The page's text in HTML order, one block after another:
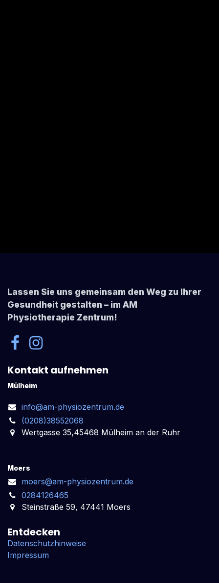
Lassen Sie uns gemeinsam den Weg zu Ihrer
Gesundheit gestalten – im AM
Physiotherapie Zentrum!
Kontakt aufnehmen
Mülheim
info@am-physiozentrum.de
(0208)38552068
Wertgasse 35,45468 Mülheim an der Ruhr
Moers
moers@am-physiozentrum.de
0284126465
Steinstraße 59, 47441 Moers
Entdecken
Datenschutzhinweise
Impressum